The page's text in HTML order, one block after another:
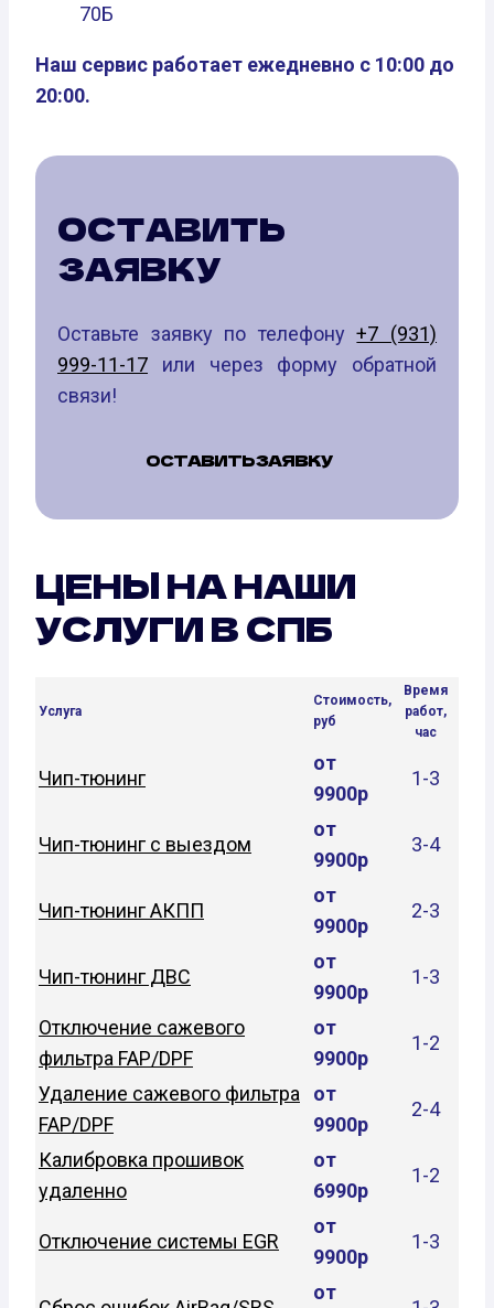
70Б
Наш сервис работает ежедневно с 10:00 до
20:00.
ОСТАВИТЬ
ЗАЯВКУ
Оставьте заявку по телефону+7 (931)
999-11-17 или через форму обратной
связи!
ОСТАВИТЬ ЗАЯВКУ
ЦЕНЫ НА НАШИ
УСЛУГИ В СПБ
Услуга
Стоимость,
руб
Время
работ,
час
Чип-тюнинг
от
9900р
1-3
Чип-тюнинг с выездом
от
9900р
3-4
Чип-тюнинг АКПП
от
9900р
2-3
Чип-тюнинг ДВС
от
9900р
1-3
Отключение сажевого
фильтра FAP/DPF
от
9900р
1-2
Удаление сажевого фильтра
FAP/DPF
от
9900р
2-4
Калибровка прошивок
удаленно
от
6990р
1-2
Отключение системы EGR
от
9900р
1-3
от